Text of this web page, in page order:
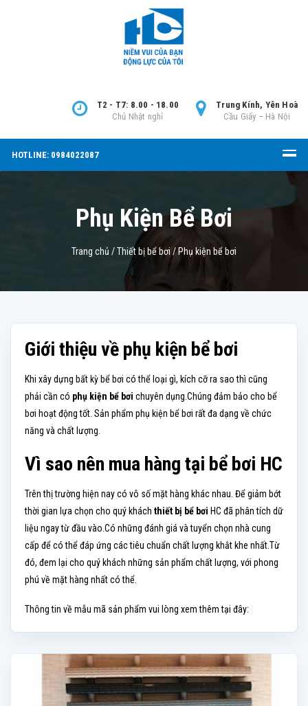
Trung Kính, Yên Hoà
Cầu Giấy – Hà Nội
T2 - T7: 8.00 - 18.00
Chủ Nhật nghỉ
HOTLINE: 0984022087
Phụ Kiện Bể Bơi
Trang chủ /Thiết bị bể bơi/Phụ kiện bể bơi
Giới thiệu về phụ kiện bể bơi
Khi xây dựng bất kỳ bể bơi có thể loại gì, kích cỡ ra sao thì cũng
phải cần có phụ kiện bể bơi chuyên dụng.Chúng đảm bảo cho bể
bơi hoạt động tốt. Sản phẩm phụ kiện bể bơi rất đa dạng về chức
năng và chất lượng.
Vì sao nên mua hàng tại bể bơi HC
Trên thị trường hiện nay có vô số mặt hàng khác nhau. Để giảm bớt
thời gian lựa chọn cho quý khách thiết bị bể bơi HC đã phân tích dữ
liệu ngay từ đầu vào.Có những đánh giá và tuyển chọn nhà cung
cấp để có thể đáp ứng các tiêu chuẩn chất lượng khắt khe nhất.Từ
đó, đem lại cho quý khách những sản phẩm chất lượng, với phong
phú về mặt hàng nhất có thể.
Thông tin về mẫu mã sản phẩm vui lòng xem thêm tại đây: